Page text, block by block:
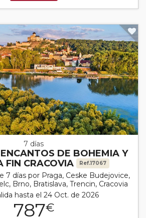
7 días
DE BOHEMIA Y
FIN CRACOVIA
Ref.17067
7 días por Praga, Ceske Budejovice,
Brno, Bratislava, Trencin, Cracovia
hasta el 24 Oct. de 2026
787€